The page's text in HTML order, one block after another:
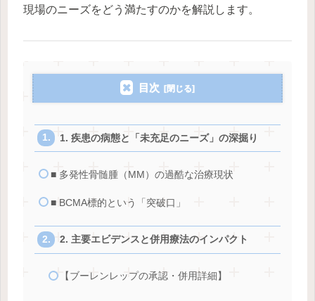
現場のニーズをどう満たすのかを解説します。
目次
1. 疾患の病態と「未充足のニーズ」の深掘り
■ 多発性骨髄腫（MM）の過酷な治療現状
■ BCMA標的という「突破口」
2. 主要エビデンスと併用療法のインパクト
【ブーレンレップの承認・併用詳細】